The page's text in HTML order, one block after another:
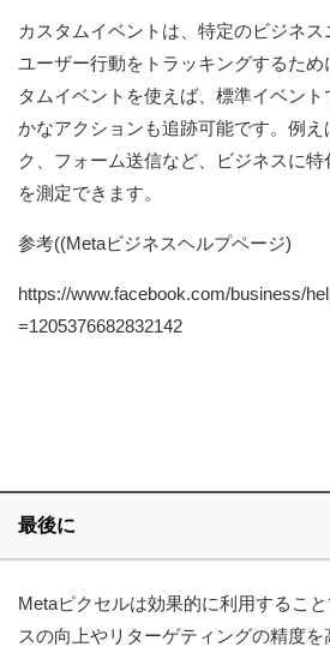
カスタムイベントは、特定のビジネ
ユーザー行動をトラッキングするため
タムイベントを使えば、標準イベン
かなアクションも追跡可能です。例え
ク、フォーム送信など、ビジネスに特
を測定できます。
参考((Metaビジネスヘルプページ)
https://www.facebook.com/business/
=1205376682832142
最後に
Metaピクセルは効果的に利用するこ
スの向上やリターゲティングの精度を